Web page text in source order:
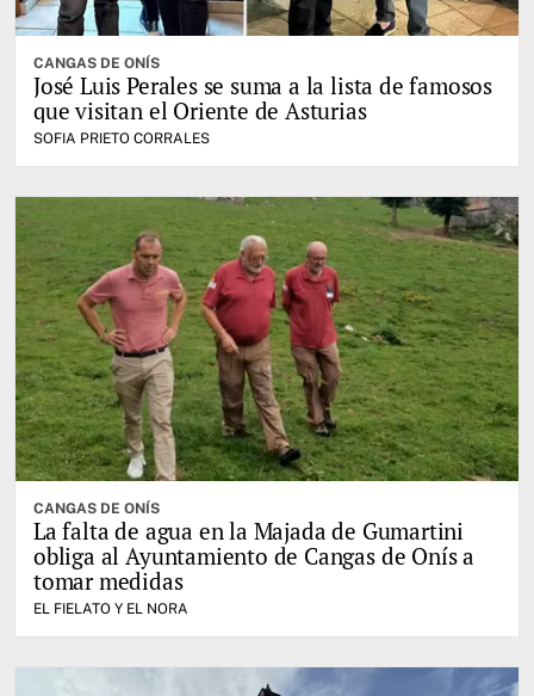
CANGAS DE ONÍS
José Luis Perales se suma a la lista de famosos
que visitan el Oriente de Asturias
SOFIA PRIETO CORRALES
CANGAS DE ONÍS
La falta de agua en la Majada de Gumartini
obliga al Ayuntamiento de Cangas de Onís a
tomar medidas
EL FIELATO Y EL NORA